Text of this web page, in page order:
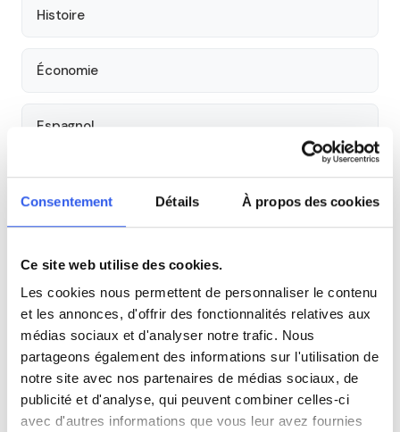
Consentement Détails À propos des cookies
Ce site web utilise des cookies.
Les cookies nous permettent de personnaliser le contenu
et les annonces, d'offrir des fonctionnalités relatives aux
médias sociaux et d'analyser notre trafic. Nous
partageons également des informations sur l'utilisation de
notre site avec nos partenaires de médias sociaux, de
publicité et d'analyse, qui peuvent combiner celles-ci
avec d'autres informations que vous leur avez fournies
Histoire
Économie
Espagnol
Allemand
Tous les cours particuliers à Le Havre
Découvrez l'ensemble de notre offre à Le Havre :
Voir tous
les cours à Le Havre →